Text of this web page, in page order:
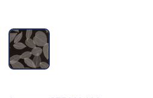
Натуральные покрытия
Перфорированные панели